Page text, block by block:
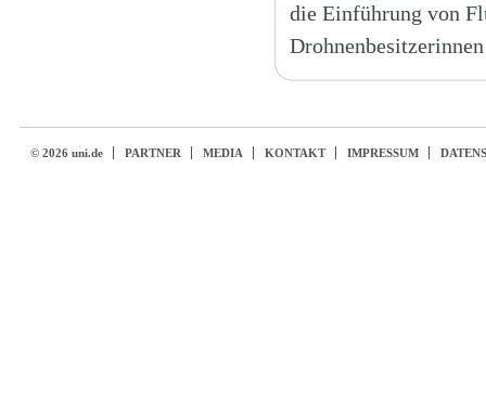
die Einführung von
© 2026 uni.de PARTNER MEDIA KONTAKT IMPRESSUM